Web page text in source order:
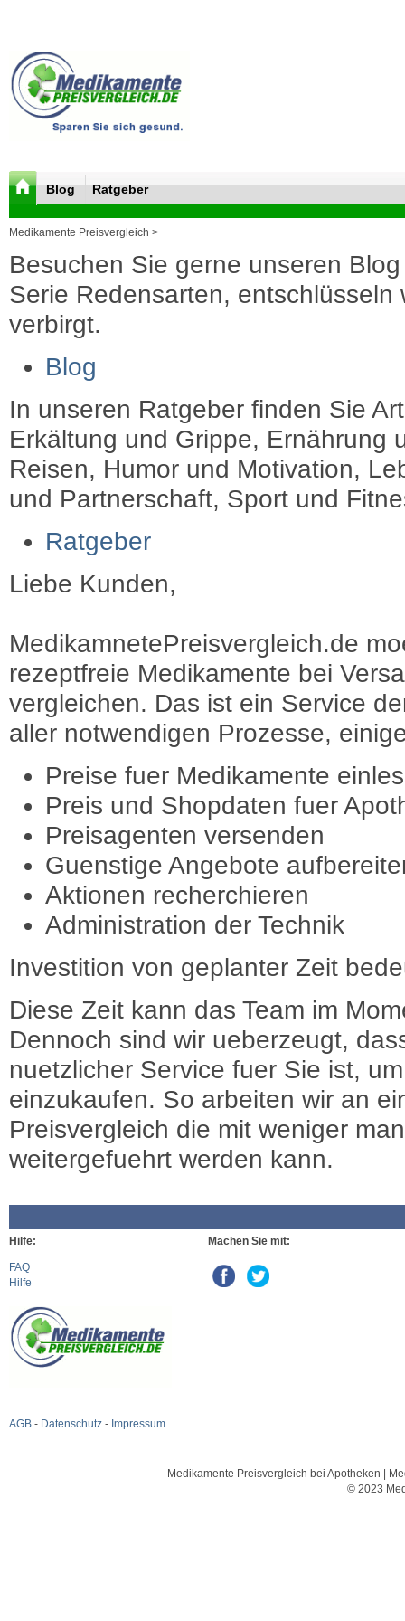
Blog Ratgeber
Medikamente Preisvergleich >
Besuchen Sie gerne unseren
Serie Redensarten, entschlüsseln
verbirgt.
Blog
In unseren Ratgeber finden Sie
Erkältung und Grippe, Ernährung
Reisen, Humor und Motivation,
und Partnerschaft, Sport und
Ratgeber
Liebe Kunden,
MedikamnetePreisvergleich.de
rezeptfreie Medikamente bei
vergleichen. Das ist ein Service
aller notwendigen Prozesse,
Preise fuer Medikamente
Preis und Shopdaten fuer
Preisagenten versenden
Guenstige Angebote
Aktionen recherchieren
Administration der Technik
Investition von geplanter Zeit
Diese Zeit kann das Team im
Dennoch sind wir ueberzeugt,
nuetzlicher Service fuer Sie ist,
einzukaufen. So arbeiten wir an
Preisvergleich die mit weniger
weitergefuehrt werden kann.
Hilfe:
FAQ
Hilfe
AGB - Datenschutz - Impressum
Machen Sie mit:
Medikamente Preisvergleich bei Apotheken |
© 2023